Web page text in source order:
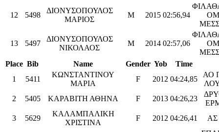
12 5498
ΔΙΟΝΥΣΟΠΟΥΛΟΣ
ΜΑΡΙΟΣ
M 2015 02:56,94
13 5497
ΔΙΟΝΥΣΟΠΟΥΛΟΣ
ΝΙΚΟΛΑΟΣ
M 2014 02:57,06
Place Bib Name Gender Yob
Time
1
5411
ΚΩΝΣΤΑΝΤΙΝΟΥ
ΜΑΡΙΑ
F 2012 04:24,85
ΑΟ
2
5405 ΚΑΡΑΒΙΤΗ ΑΘΗΝΑ F 2013 04:26,23
3
5629
ΚΑΛΑΜΠΑΛΙΚΗ
ΧΡΙΣΤΙΝΑ
F 2012 04:26,41
ΑΣ